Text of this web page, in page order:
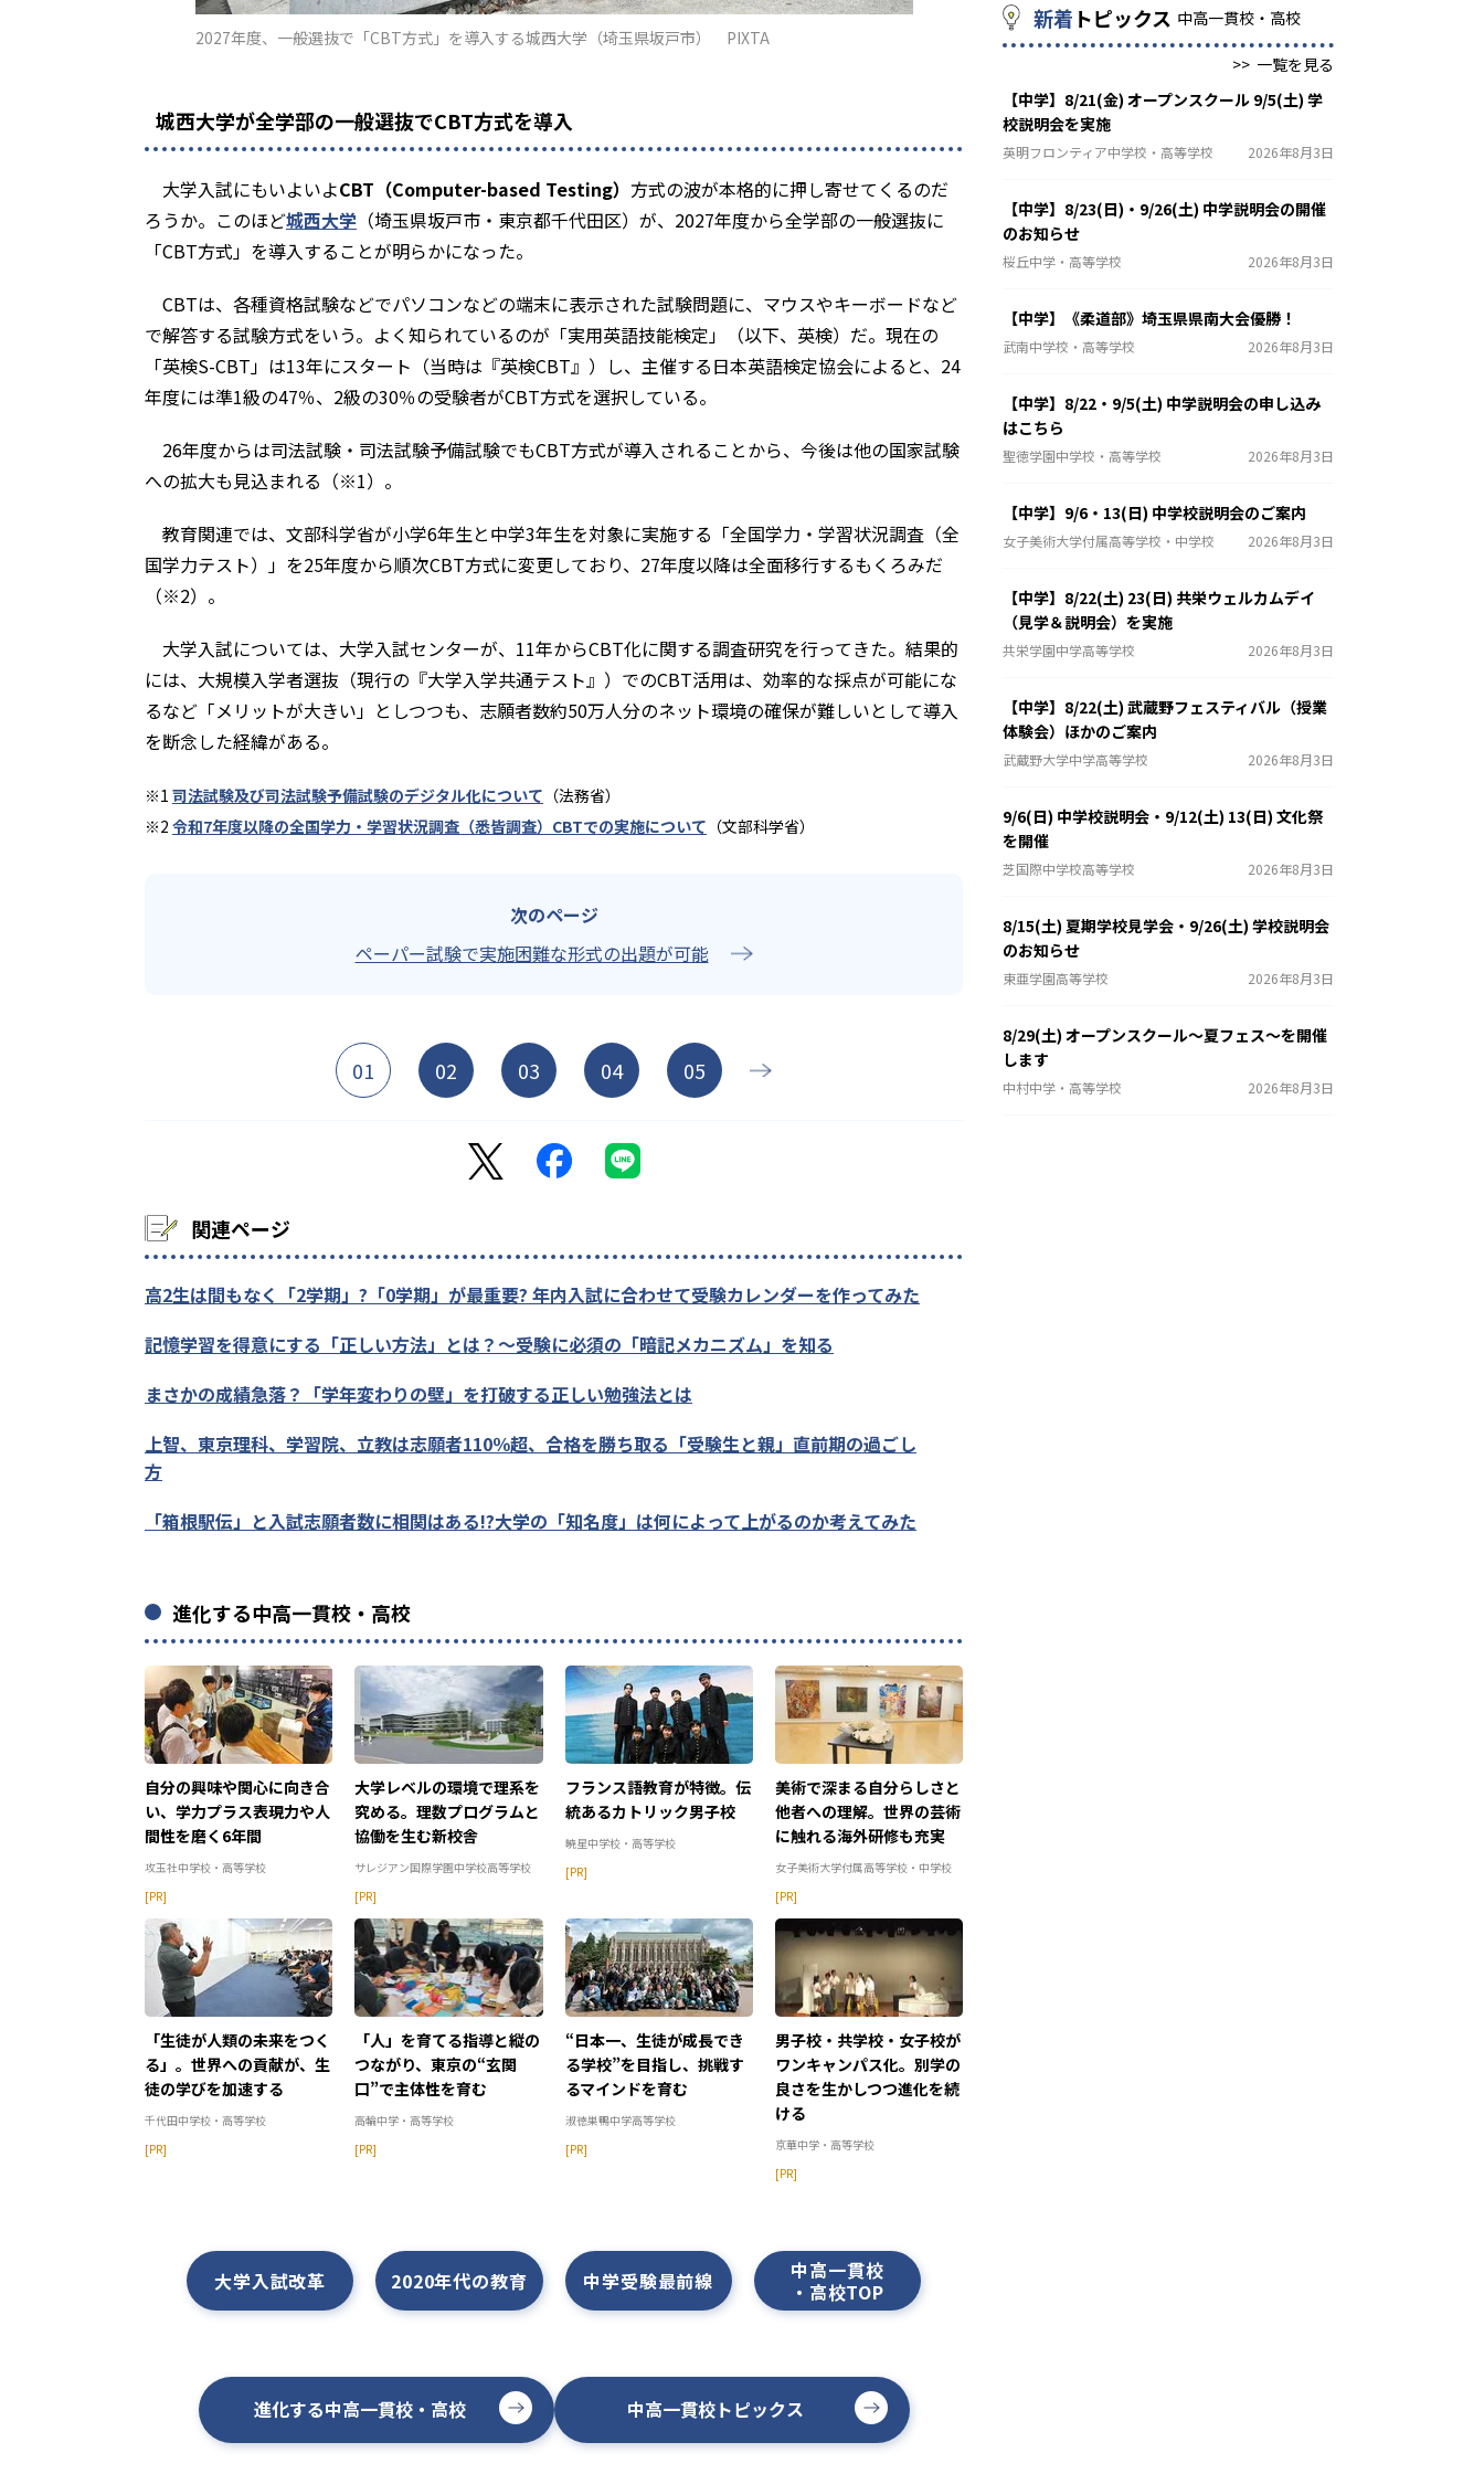
2027年度、一般選抜で「CBT方式」を導入する城西大学（埼玉県坂戸市） PIXTA
城西大学が全学部の一般選抜でCBT方式を導入
大学入試にもいよいよCBT（Computer-based Testing） 方式の波が本格的に押し寄せてくるのだ
ろうか。このほど城西大学 （埼玉県坂戸市・東京都千代田区）が、2027年度から全学部の一般選抜に
「CBT方式」を導入することが明らかになった。
CBTは、各種資格試験などでパソコンなどの端末に表示された試験問題に、マウスやキーボードなど
で解答する試験方式をいう。よく知られているのが「実用英語技能検定」（以下、英検）だ。現在の
「英検S-CBT」は13年にスタート（当時は『英検CBT』）し、主催する日本英語検定協会によると、24
年度には準1級の47％、2級の30％の受験者がCBT方式を選択している。
26年度からは司法試験・司法試験予備試験でもCBT方式が導入されることから、今後は他の国家試験
への拡大も見込まれる（※1）。
教育関連では、文部科学省が小学6年生と中学3年生を対象に実施する「全国学力・学習状況調査（全
国学力テスト）」を25年度から順次CBT方式に変更しており、27年度以降は全面移行するもくろみだ
（※2）。
大学入試については、大学入試センターが、11年からCBT化に関する調査研究を行ってきた。結果的
には、大規模入学者選抜（現行の『大学入学共通テスト』）でのCBT活用は、効率的な採点が可能にな
るなど「メリットが大きい」としつつも、志願者数約50万人分のネット環境の確保が難しいとして導入
を断念した経緯がある。
※1 司法試験及び司法試験予備試験のデジタル化について （法務省）
※2 令和7年度以降の全国学力・学習状況調査（悉皆調査）CBTでの実施について （文部科学省）
ペーパー試験で実施困難な形式の出題が可能
01 02 03 04 05
関連ページ
高2生は間もなく「2学期」?「0学期」が最重要? 年内入試に合わせて受験カレンダーを作ってみた
記憶学習を得意にする「正しい方法」とは？～受験に必須の「暗記メカニズム」を知る
まさかの成績急落？「学年変わりの壁」を打破する正しい勉強法とは
上智、東京理科、学習院、立教は志願者110％超、合格を勝ち取る「受験生と親」直前期の過ごし
方
「箱根駅伝」と入試志願者数に相関はある!?大学の「知名度」は何によって上がるのか考えてみた
進化する中高一貫校・高校
自分の興味や関心に向き合
い、学力プラス表現力や人
間性を磨く6年間
攻玉社中学校・高等学校
[PR]
大学レベルの環境で理系を
究める。理数プログラムと
協働を生む新校舎
サレジアン国際学園中学校高等学校
[PR]
フランス語教育が特徴。伝
統あるカトリック男子校
暁星中学校・高等学校
[PR]
美術で深まる自分らしさと
他者への理解。世界の芸術
に触れる海外研修も充実
女子美術大学付属高等学校・中学校
[PR]
「生徒が人類の未来をつく
る」。世界への貢献が、生
徒の学びを加速する
千代田中学校・高等学校
[PR]
「人」を育てる指導と縦の
つながり、東京の“玄関
口”で主体性を育む
高輪中学・高等学校
[PR]
“日本一、生徒が成長でき
る学校”を目指し、挑戦す
るマインドを育む
淑徳巣鴨中学高等学校
[PR]
男子校・共学校・女子校が
ワンキャンパス化。別学の
良さを生かしつつ進化を続
ける
京華中学・高等学校
[PR]
大学入試改革 2020年代の教育 中学受験最前線
中高一貫校
・高校TOP
進化する中高一貫校・高校 中高一貫校トピックス
新着 トピックス 中高一貫校・高校
>> 一覧を見る
【中学】8/21(金) オープンスクール 9/5(土) 学
校説明会を実施
英明フロンティア中学校・高等学校 2026年8月3日
【中学】8/23(日)・9/26(土) 中学説明会の開催
のお知らせ
桜丘中学・高等学校 2026年8月3日
【中学】《柔道部》埼玉県県南大会優勝！
武南中学校・高等学校 2026年8月3日
【中学】8/22・9/5(土) 中学説明会の申し込み
はこちら
聖徳学園中学校・高等学校 2026年8月3日
【中学】9/6・13(日) 中学校説明会のご案内
女子美術大学付属高等学校・中学校 2026年8月3日
【中学】8/22(土) 23(日) 共栄ウェルカムデイ
（見学＆説明会）を実施
共栄学園中学高等学校 2026年8月3日
【中学】8/22(土) 武蔵野フェスティバル（授業
体験会）ほかのご案内
武蔵野大学中学高等学校 2026年8月3日
9/6(日) 中学校説明会・9/12(土) 13(日) 文化祭
を開催
芝国際中学校高等学校 2026年8月3日
8/15(土) 夏期学校見学会・9/26(土) 学校説明会
のお知らせ
東亜学園高等学校 2026年8月3日
8/29(土) オープンスクール～夏フェス～を開催
します
中村中学・高等学校 2026年8月3日